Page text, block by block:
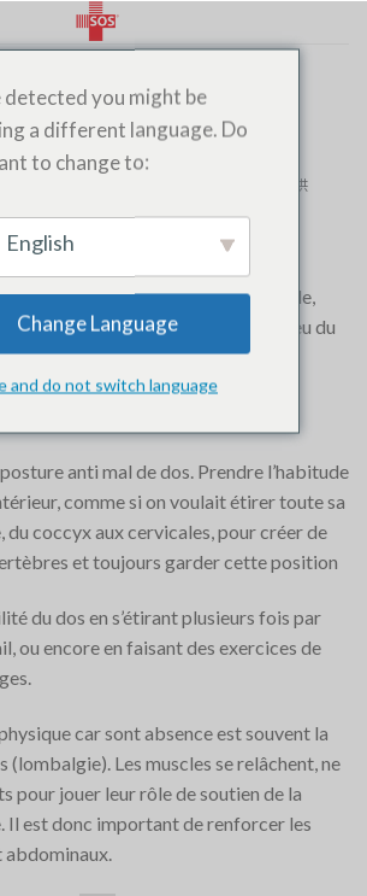
医生上门服务
呵护你的下背部
提供
une partie de la colonne vertébrale,
lombaires. Il s’étend du milieu du
du bassin. Il est souvent le siège de
ou moins douloureux. Voici donc
le renforcer et le préserver
anti mal de dos. Prendre l’habitude
comme si on voulait étirer toute sa
coccyx aux cervicales, pour créer de
et toujours garder cette position
du dos en s’étirant plusieurs fois par
ou encore en faisant des exercices de
car sont absence est souvent la
(lombalgie). Les muscles se relâchent, ne
pour jouer leur rôle de soutien de la
Il est donc important de renforcer les
abdominaux.
detected you might be
a different language. Do
to change to:
English
Change Language
and do not switch language